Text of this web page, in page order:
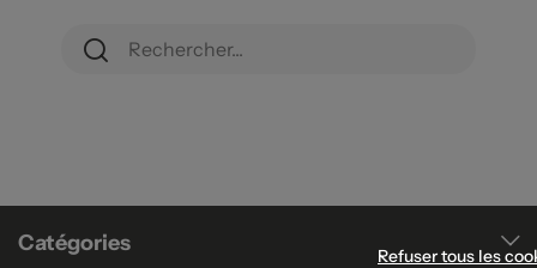
Catégories
Refuser tous les